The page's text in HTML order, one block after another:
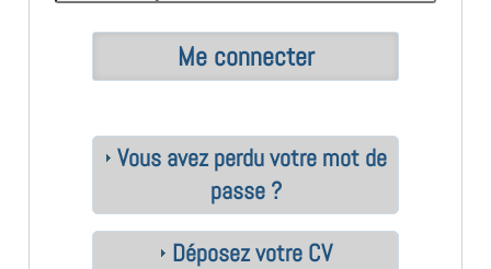
Vous avez perdu votre mot de
passe ?
Déposez votre CV